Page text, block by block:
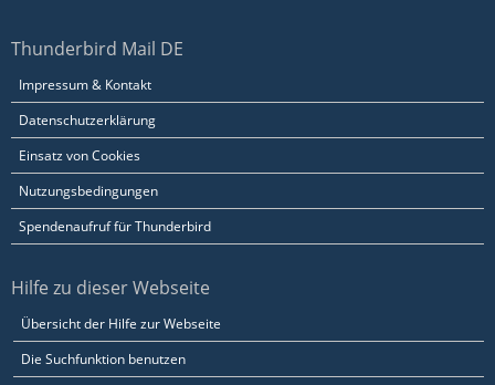
Thunderbird Mail DE
Impressum & Kontakt
Datenschutzerklärung
Einsatz von Cookies
Nutzungsbedingungen
Spendenaufruf für Thunderbird
Hilfe zu dieser Webseite
Übersicht der Hilfe zur Webseite
Die Suchfunktion benutzen